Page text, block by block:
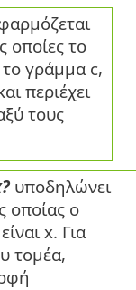
οποίες το
το γράμμα c,
περιέχει
τους
υποδηλώνει
οποίας ο
x. Για
τομέα,